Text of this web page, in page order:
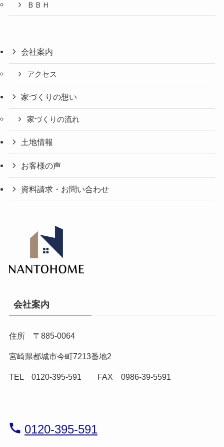
ＢＢＨ
会社案内
アクセス
家づくりの想い
家づくりの流れ
土地情報
お客様の声
資料請求・お問い合わせ
会社案内
住所 〒885-0064
宮崎県都城市今町7213番地2
TEL 0120-395-591 FAX 0986-39-5591
0120-395-591